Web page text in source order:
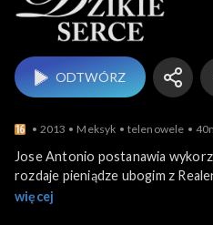
ODTWÓRZ
2013 Meksyk telenowele
Jose Antonio postanawia
rozdaje pieniądze ubogim z
Simonę, czy chciałby znów
więcej